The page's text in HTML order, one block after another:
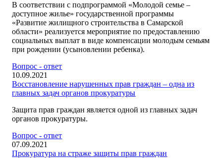
В соответствии с подпрограммой «Молодой семье –
доступное жилье» государственной программы
«Развитие жилищного строительства в Самарской
области» реализуется мероприятие по предоставлению
социальных выплат в виде компенсации молодым семьям
при рождении (усыновлении ребенка).
Вопрос - ответ
10.09.2021
Восстановление нарушенных прав граждан – одна из
главных задач органов прокуратуры
Защита прав граждан является одной из главных задач
органов прокуратуры.
Вопрос - ответ
07.09.2021
Прокуратура на страже защиты прав граждан